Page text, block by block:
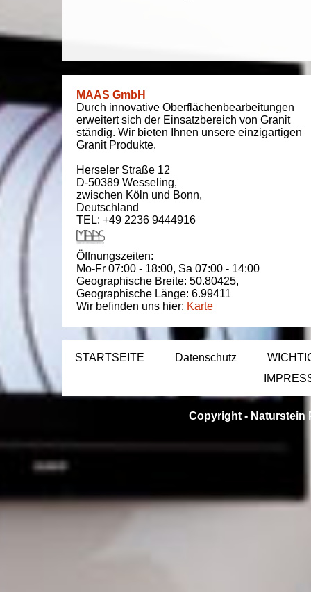
MAAS GmbH
Durch innovative Oberflächenbearbeitungen
erweitert sich der Einsatzbereich von Granit
ständig. Wir bieten Ihnen unsere einzigartigen
Granit Produkte.
Herseler Straße 12
D-50389 Wesseling,
zwischen Köln und Bonn,
Deutschland
TEL: +49 2236 9444916
Öffnungszeiten:
Mo-Fr 07:00 - 18:00, Sa 07:00 - 14:00
Geographische Breite: 50.80425,
Geographische Länge: 6.99411
Wir befinden uns hier: Karte
STARTSEITE Datenschutz
Copyright - Naturstein